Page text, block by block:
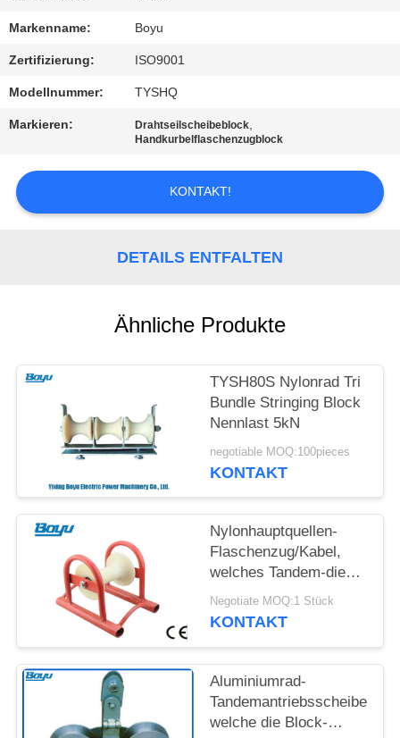
MIT
UNS
IN
VERBINDUNG
NACHRICHTEN
PRIVACY
POLICY
Markenname: Boyu
Zertifizierung: ISO9001
Modellnummer: TYSHQ
Markieren: Drahtseilscheibeblock,
Handkurbelflaschenzugblock
KONTAKT!
DETAILS ENTFALTEN
Ähnliche Produkte
TYSH80S Nylonrad Tri
Bundle Stringing Block
Nennlast 5kN
negotiable MOQ:100pieces
KONTAKT
Nylonhauptquellen-
Flaschenzug/Kabel,
welches Tandem-die
Antriebsscheibe der
Rollen-2,5 aufreiht
Negotiate MOQ:1 Stück
KONTAKT
Aluminiumrad-
Tandemantriebsscheibe,
welche die Block-